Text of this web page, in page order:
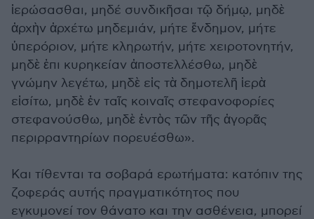
ἱερώσασθαι, μηδέ συνδικῆσαι τῷ δήμῳ, μηδὲ
ἀρχὴν ἀρχέτω μηδεμιάν, μήτε ἔνδημον, μήτε
ὑπερόριον, μήτε κληρωτήν, μήτε χειροτονητήν,
μηδὲ ἐπι κυρηκείαν ἀποστελλέσθω, μηδὲ
γνώμην λεγέτω, μηδὲ εἰς τὰ δημοτελῆ ἱερὰ
εἰσίτω, μηδὲ ἐν ταῖς κοιναῖς στεφανοφορίες
στεφανούσθω, μηδὲ ἐντὸς τῶν τῆς ἀγορᾶς
περιρραντηρίων πορευέσθω».
Και τίθενται τα σοβαρά ερωτήματα: κατόπιν της
ζοφεράς αυτής πραγματικότητος που
εγκυμονεί τον θάνατο και την ασθένεια, μπορεί